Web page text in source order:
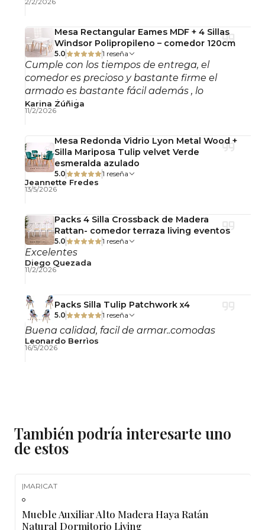
Su estructura sólida permite un uso cotidiano,
manteniendo su apariencia y funcionalidad a lo
largo del tiempo.
Detalles del Producto
Material estructura: Madera de Haya
Material puerta: Ratán Natural Tejido
Color: Madera Natural
Ancho: 30 cm
Altura: 60 cm
Puertas: 1
Uso: Interior
Producto armado: Sí
Usos Recomendados
Dormitorios
Veladores
Hoteles boutique
Airbnb
Proyectos de interiorismo
Beneficios del Producto
✔ Fabricado en madera de haya y ratán natural
2/2/2026
Mesa Rectangular Eames MDF + 4 Sillas
Windsor Polipropileno – comedor 120cm
5.0 1 reseña
Cumple con los tiempos de entrega, el
comedor es precioso y bastante firme el
armado es bastante fácil además , lo
recomiendo!
Karina Zúñiga
11/2/2026
Mesa Redonda Vidrio Lyon Metal Wood +
Silla Mariposa Tulip velvet Verde
esmeralda azulado
5.0 1 reseña
Jeannette Fredes
13/5/2026
Packs 4 Silla Crossback de Madera
Rattan- comedor terraza living eventos
5.0 1 reseña
Excelentes
Diego Quezada
11/2/2026
Packs Silla Tulip Patchwork x4
5.0 1 reseña
Buena calidad, facil de armar..comodas
Leonardo Berrìos
16/5/2026
También podría interesarte uno
de estos
|MARICAT
Mueble Auxiliar Alto Madera Haya Ratán
Natural Dormitorio Living